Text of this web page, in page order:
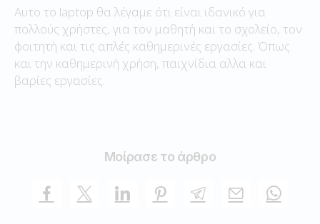
Αυτο το laptop θα λέγαμε ότι είναι ιδανικό για
πολλούς χρήστες, για τον μαθητή και το σχολείο, τον
φοιτητή και τις απλές καθημερινές εργασίες. Όπως
και την καθημερινή χρήση, παιχνίδια αλλα και
βαρίες εργασίες.
Μοίρασε το άρθρο